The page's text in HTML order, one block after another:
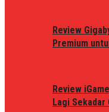
Review
Premium
Review
Lagi Sekadar